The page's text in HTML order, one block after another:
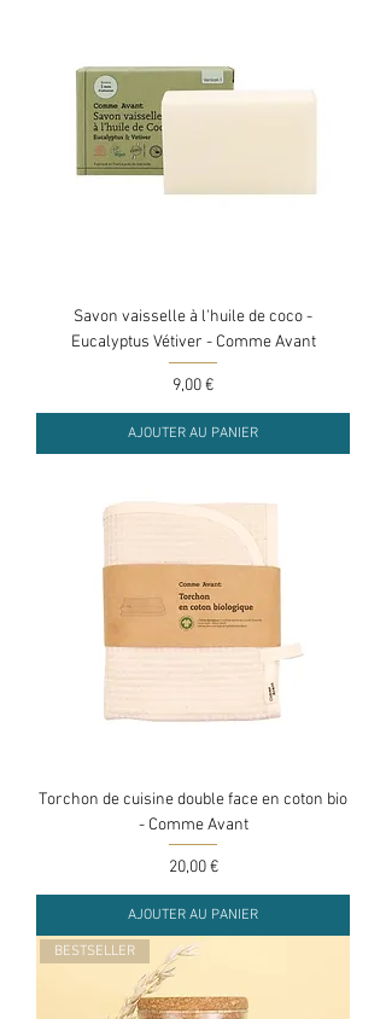
Savon vaisselle à l'huile de coco -
Eucalyptus Vétiver - Comme Avant
Prix
9,00 €
AJOUTER AU PANIER
Torchon de cuisine double face en coton bio
- Comme Avant
Prix
20,00 €
AJOUTER AU PANIER
BESTSELLER